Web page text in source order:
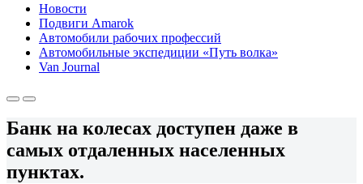
Новости
Подвиги Amarok
Автомобили рабочих профессий
Автомобильные экспедиции «Путь волка»
Van Journal
Банк на колесах доступен даже в
самых отдаленных населенных
пунктах.